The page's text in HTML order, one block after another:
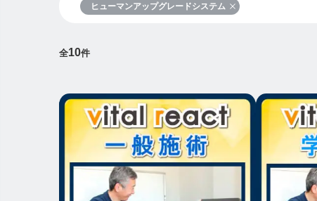
ヒューマンアップグレードシステム
全10件